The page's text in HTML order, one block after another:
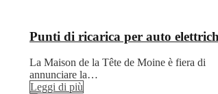
Punti di ricarica per auto
La Maison de la Tête de Moine è fiera di
annunciare la…
Leggi di più